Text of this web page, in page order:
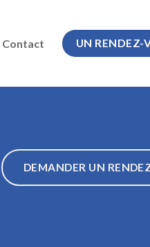
Contact UN RENDEZ-
DEMANDER UN